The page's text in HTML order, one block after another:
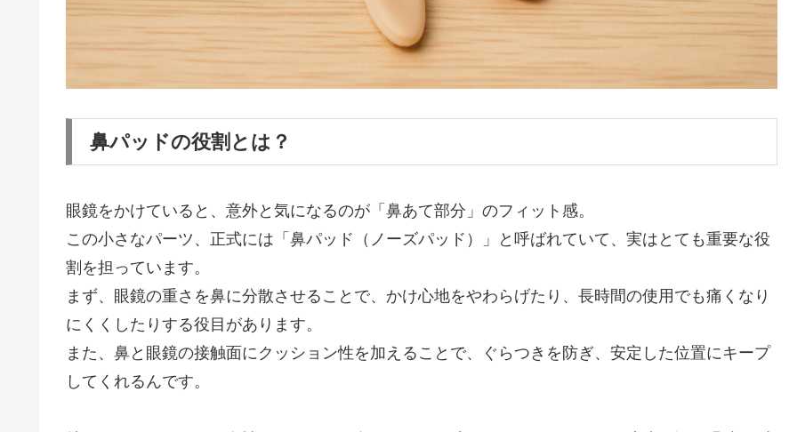
鼻パッドの役割とは？
眼鏡をかけていると、意外と気になるのが「鼻あて部分」のフィット感。
この小さなパーツ、正式には「鼻パッド（ノーズパッド）」と呼ばれていて、実はとても重要な役
割を担っています。
まず、眼鏡の重さを鼻に分散させることで、かけ心地をやわらげたり、長時間の使用でも痛くなり
にくくしたりする役目があります。
また、鼻と眼鏡の接触面にクッション性を加えることで、ぐらつきを防ぎ、安定した位置にキープ
してくれるんです。